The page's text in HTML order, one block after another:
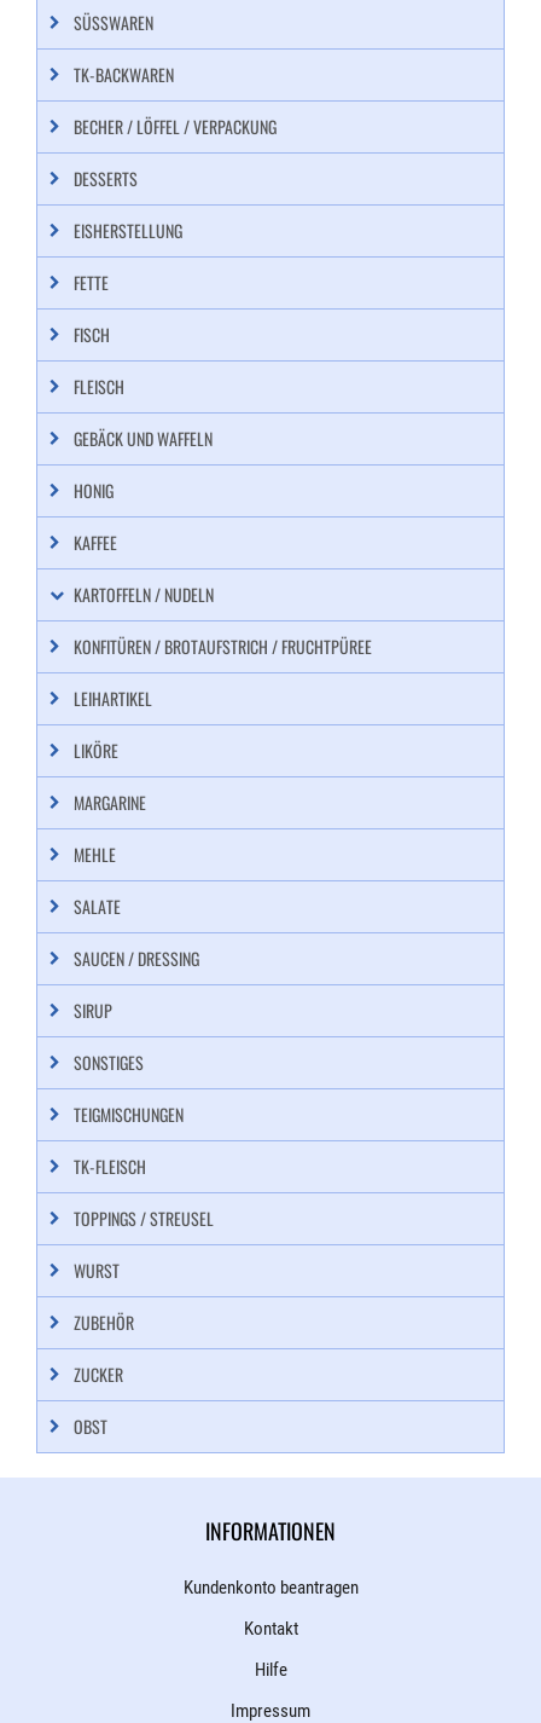
SÜSSWAREN
TK-BACKWAREN
BECHER / LÖFFEL / VERPACKUNG
DESSERTS
EISHERSTELLUNG
FETTE
FISCH
FLEISCH
GEBÄCK UND WAFFELN
HONIG
KAFFEE
KARTOFFELN / NUDELN
KONFITÜREN / BROTAUFSTRICH / FRUCHTPÜREE
LEIHARTIKEL
LIKÖRE
MARGARINE
MEHLE
SALATE
SAUCEN / DRESSING
SIRUP
SONSTIGES
TEIGMISCHUNGEN
TK-FLEISCH
TOPPINGS / STREUSEL
WURST
ZUBEHÖR
ZUCKER
OBST
INFORMATIONEN
Kundenkonto beantragen
Kontakt
Hilfe
Impressum